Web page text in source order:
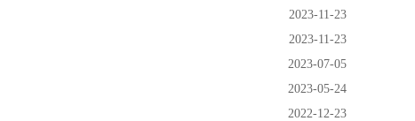
2023-11-23
2023-11-23
2023-07-05
2023-05-24
2022-12-23